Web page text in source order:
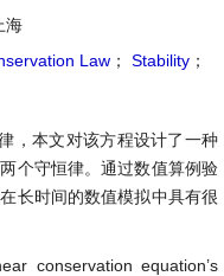
海
Law ； Stability ；
，本文对该方程设计了一种
个守恒律。通过数值算例验
长时间的数值模拟中具有很
conservation equation’s